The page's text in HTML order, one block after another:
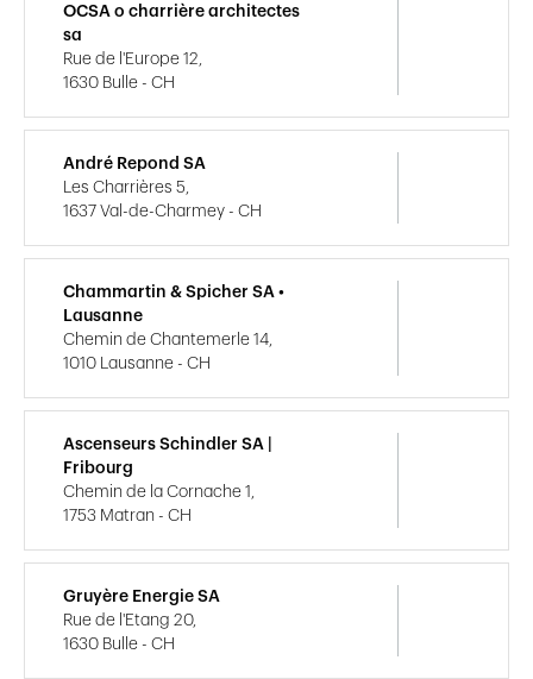
OCSA o charrière architectes
sa
Rue de l'Europe 12,
1630 Bulle - CH
André Repond SA
Les Charrières 5,
1637 Val-de-Charmey - CH
Chammartin & Spicher SA •
Lausanne
Chemin de Chantemerle 14,
1010 Lausanne - CH
Ascenseurs Schindler SA |
Fribourg
Chemin de la Cornache 1,
1753 Matran - CH
Gruyère Energie SA
Rue de l'Etang 20,
1630 Bulle - CH